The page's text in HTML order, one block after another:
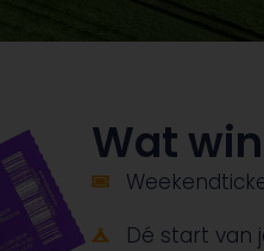
Wat
Dé start van